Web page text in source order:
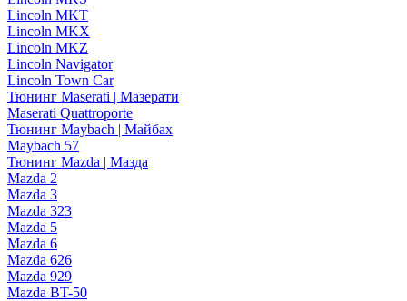
Lincoln MKT
Lincoln MKX
Lincoln MKZ
Lincoln Navigator
Lincoln Town Car
Тюнинг Maserati | Мазерати
Maserati Quattroporte
Тюнинг Maybach | Майбах
Maybach 57
Тюнинг Mazda | Мазда
Mazda 2
Mazda 3
Mazda 323
Mazda 5
Mazda 6
Mazda 626
Mazda 929
Mazda BT-50